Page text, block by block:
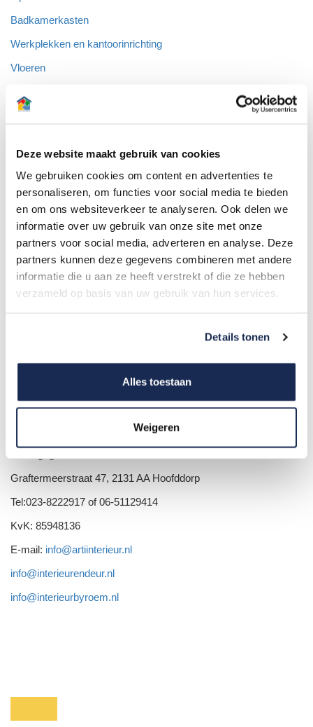
Deze website maakt gebruik van cookies
We gebruiken cookies om content en advertenties te
personaliseren, om functies voor social media te bieden
en om ons websiteverkeer te analyseren. Ook delen we
informatie over uw gebruik van onze site met onze
partners voor social media, adverteren en analyse. Deze
partners kunnen deze gegevens combineren met andere
informatie die u aan ze heeft verstrekt of die ze hebben
verzameld op basis van uw gebruik van hun services.
Details tonen
Alles toestaan
Weigeren
Badkamerkasten
Werkplekken en kantoorinrichting
Vloeren
Over Arti-Interieur:
Openingstijden
Zaterdag: 10.00 - 16.00
Van 11 t/m 24 augustus is Arti-Interieur gesloten.
Graftermeerstraat 47, 2131 AA Hoofddorp
Tel:023-8222917 of 06-51129414
KvK: 85948136
E-mail: info@artiinterieur.nl
info@interieurendeur.nl
info@interieurbyroem.nl